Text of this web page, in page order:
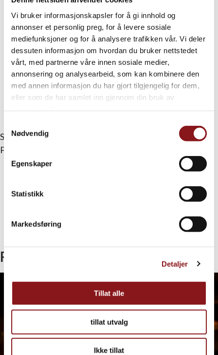
Vi bruker informasjonskapsler for å gi innhold og
annonser et personlig preg, for å levere sosiale
mediefunksjoner og for å analysere trafikken vår. Vi deler
dessuten informasjon om hvordan du bruker nettstedet
vårt, med partnerne våre innen sosiale medier,
annonsering og analysearbeid, som kan kombinere den
med annen informasjon du har gjort tilgjengelig for dem,
eller som de har samlet inn gjennom din bruk av
Nødvendig
Egenskaper
Statistikk
Markedsføring
Detaljer
Tillat alle
tillat utvalg
Ikke tillat
Bildegalleri (15)
Skrevet avperkje
Publisert
Share on
Share by
Relatert